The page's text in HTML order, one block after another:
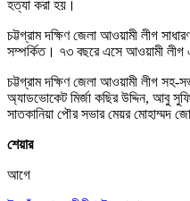
হত্যা করা হয়।
চট্টগ্রাম দক্ষিণ জেলা আওয়ামী লীগ
সম্পর্কিত। ৭৩ বছরে এসে আওয়ামী লীগ
চট্টগ্রাম দক্ষিণ জেলা আওয়ামী লীগ
অ্যাডভোকেট মির্জা কছির উদ্দিন, আবু
সাতকানিয়া পৌর সভার মেয়র মোহাম্মদ
শেয়ার
আগে